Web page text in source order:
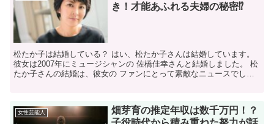
き！才能あふれる夫婦の秘密⁉
松たか子は結婚している？ はい、松たか子さんは結婚しています。
彼女は2007年にミュージシャンの 佐橋佳幸さんと結婚しました。 松
たか子さんの結婚は、彼女の ファンにとって素敵なニュースでし
女性芸能人
畑芽育の推定年収は数千万円！？